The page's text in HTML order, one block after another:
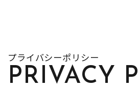
プライバシーポリシー
PRIVACY